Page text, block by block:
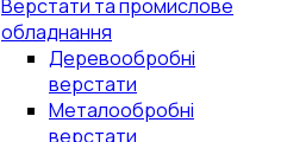
Верстати та промислове
обладнання
Деревообробні
верстати
Металообробні
верстати